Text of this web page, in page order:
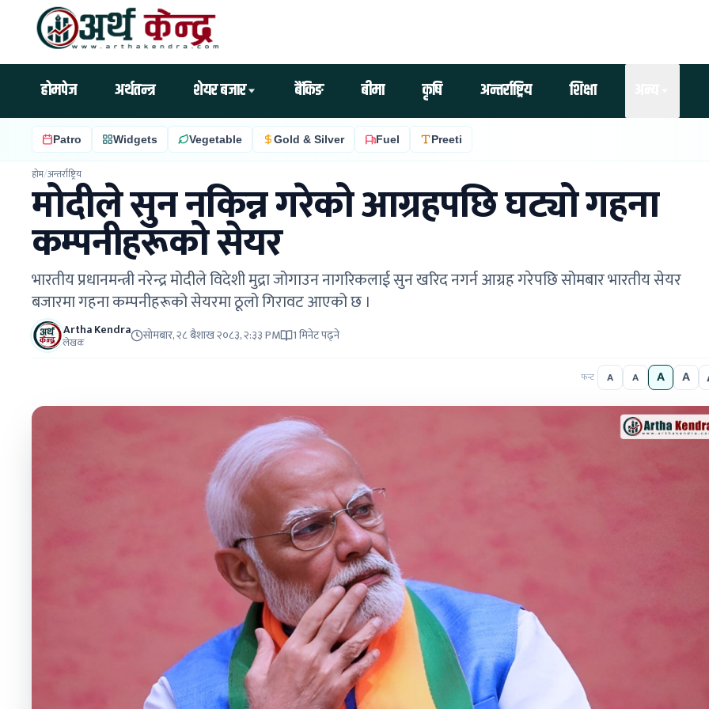
होमपेज अर्थतन्त्र शेयर बजार बैंकिङ बीमा कृषि अन्तर्राष्ट्रिय शिक्षा
Patro Widgets Vegetable Gold & Silver Fuel Preeti
होम/अन्तर्राष्ट्रिय
मोदीले सुन नकिन्न गरेको आग्रहपछि घट्यो गहना
कम्पनीहरूको सेयर
भारतीय प्रधानमन्त्री नरेन्द्र मोदीले विदेशी मुद्रा जोगाउन नागरिकलाई सुन खरिद नगर्न आग्रह गरेपछि सोमबार भारतीय सेयर
बजारमा गहना कम्पनीहरूको सेयरमा ठूलो गिरावट आएको छ ।
Artha Kendra
लेखक सोमबार, २८ बैशाख २०८३, २:३३ PM 1 मिनेट पढ्ने
फन्ट A A A A